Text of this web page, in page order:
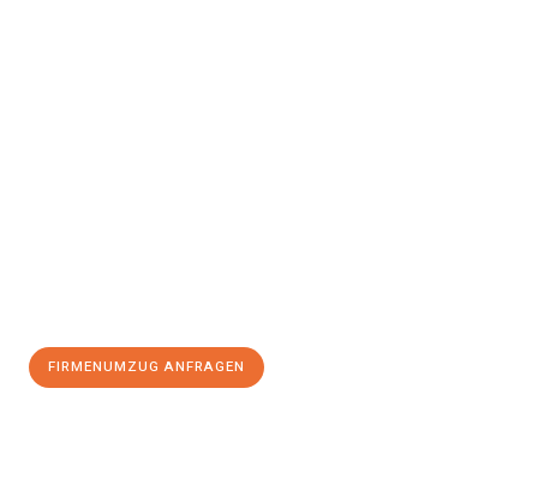
FIRMENUMZUG ANFRAGEN